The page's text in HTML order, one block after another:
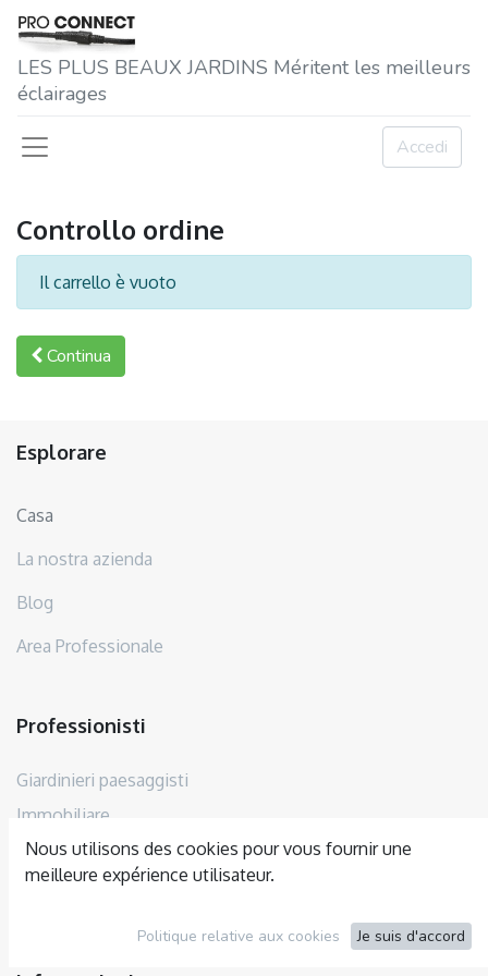
LES P​LUS BEAUX JARDINS Méritent les meilleurs
éclairages
Accedi
Controllo ordine
Il carrello è vuoto
Continua
Esplorare
Casa
La nostra azienda
Blog
Area Professionale
Professionisti
Giardinieri paesaggisti
Immobiliare
Ospitalità e Ristorazione
Nous utilisons des cookies pour vous fournir une
meilleure expérience utilisateur.
Politique relative aux cookies Je suis d'accord